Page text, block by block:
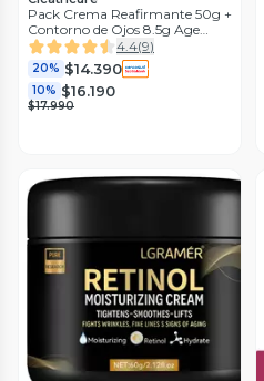
Pack Crema Reafirmante 50g +
Contorno de Ojos 8.5g Age
Care
4.4(9)
20% $14.390
10% $16.190
$17.990